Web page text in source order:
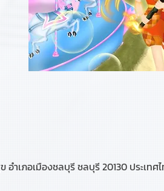
ำเภอเมืองชลบุรี ชลบุรี 20130 ประเทศ